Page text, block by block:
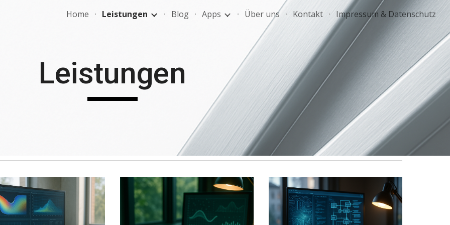
Skip to navigation
Home Leistungen Blog Apps Über uns Kontakt Impressum & Datenschutz
Leistungen